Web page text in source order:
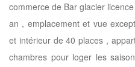
commerce de Bar glacier
an , emplacement et vue
et intérieur de 40 places ,
chambres pour loger les